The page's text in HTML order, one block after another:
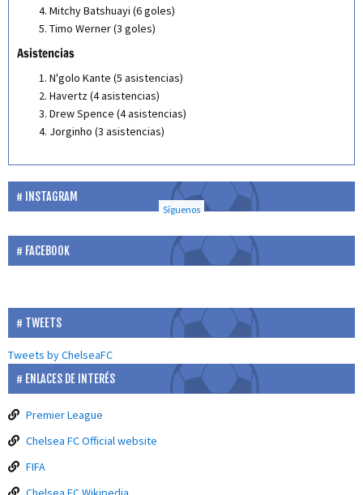
Mitchy Batshuayi (6 goles)
Timo Werner (3 goles)
Asistencias
N'golo Kante (5 asistencias)
Havertz (4 asistencias)
Drew Spence (4 asistencias)
Jorginho (3 asistencias)
INSTAGRAM
Síguenos
FACEBOOK
TWEETS
Tweets by ChelseaFC
ENLACES DE INTERÉS
Premier League
Chelsea FC Official website
FIFA